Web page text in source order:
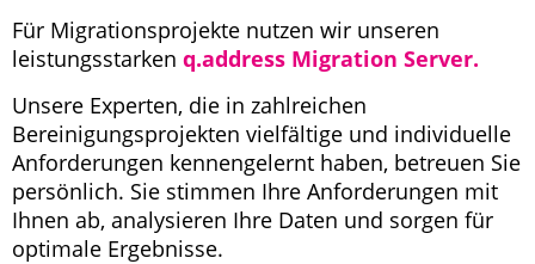
Für Migrationsprojekte nutzen wir unseren
leistungsstarken q.address Migration Server.
Unsere Experten, die in zahlreichen
Bereinigungsprojekten vielfältige und individuelle
Anforderungen kennengelernt haben, betreuen Sie
persönlich. Sie stimmen Ihre Anforderungen mit
Ihnen ab, analysieren Ihre Daten und sorgen für
optimale Ergebnisse.